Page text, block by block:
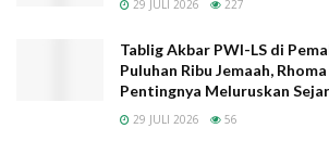
Pesantren Nahdlatul Ulum Sabet
Kasyifatussaja pada MTQ ke-55
29 JULI 2026 227
Tablig Akbar PWI-LS di
Puluhan Ribu Jemaah,
Pentingnya Meluruskan
29 JULI 2026 56